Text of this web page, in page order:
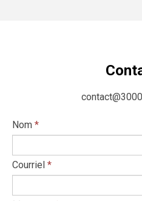
Nom *
Courriel *